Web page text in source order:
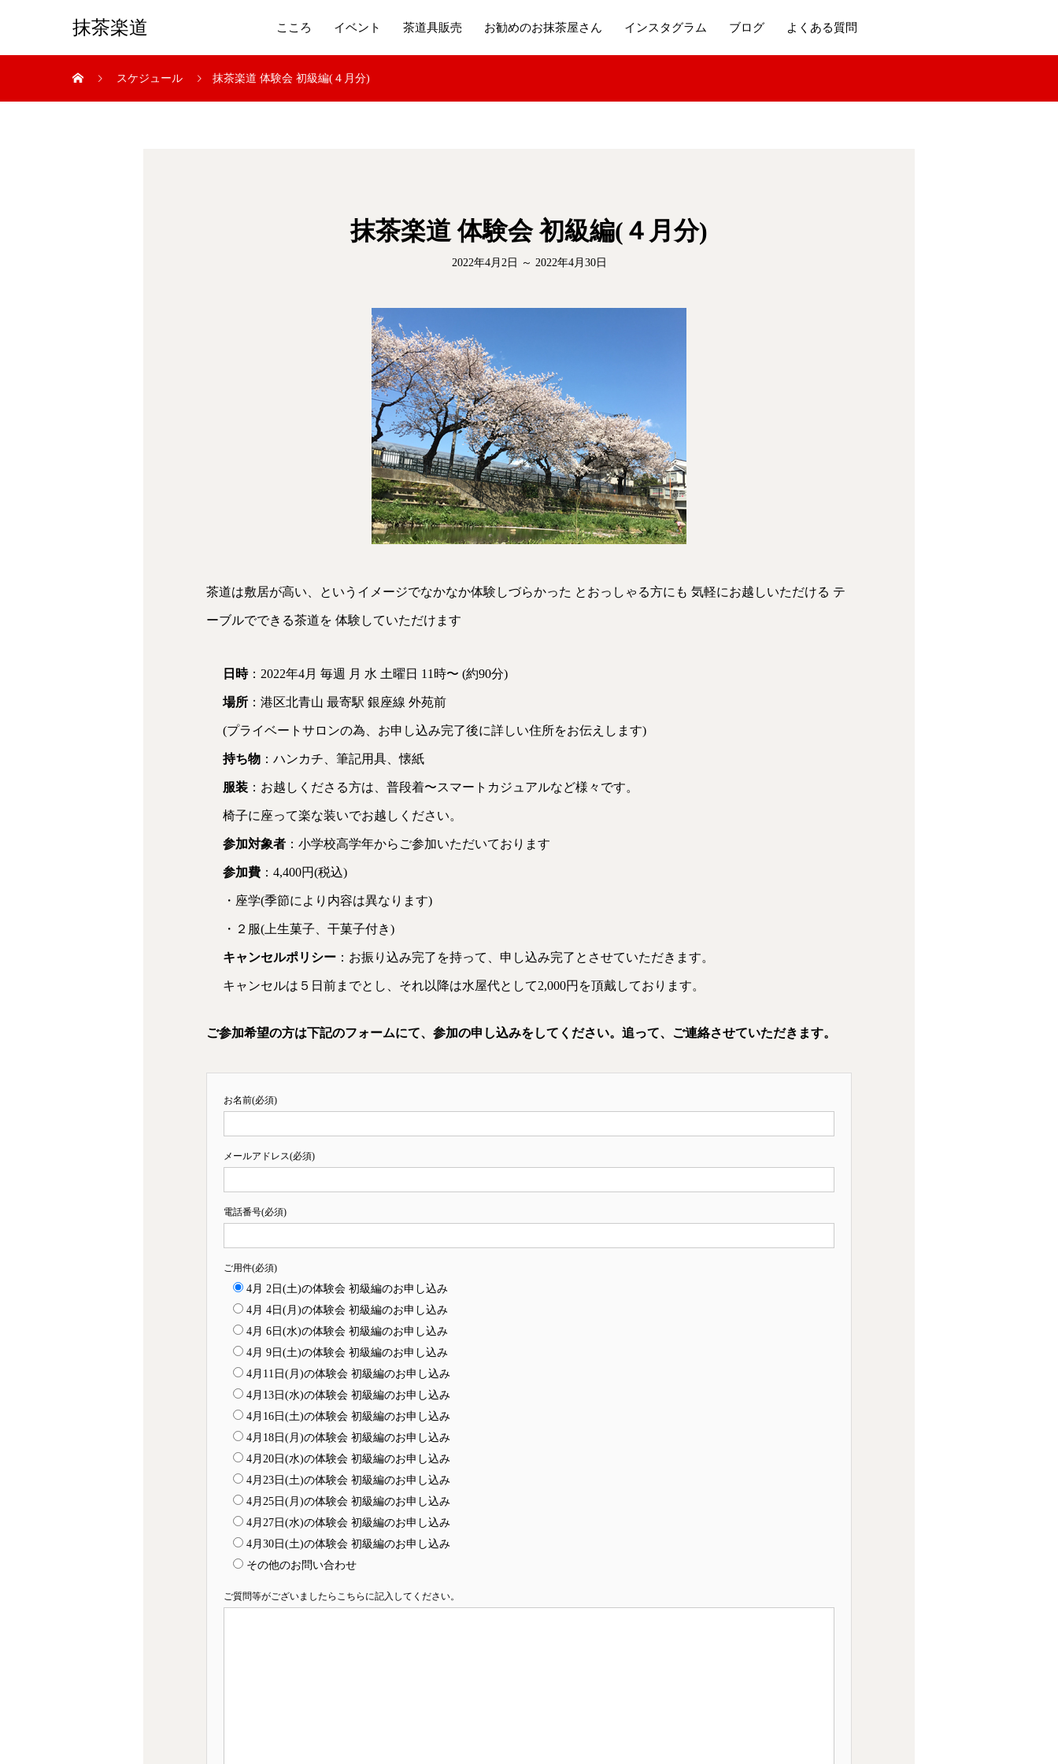
抹茶楽道 こころ イベント 茶道具販売 お勧めのお抹茶屋さん インスタグラム ブログ よくある質問
スケジュール 抹茶楽道 体験会 初級編(４月分)
抹茶楽道 体験会 初級編(４月分)
2022年4月2日 ～ 2022年4月30日
茶道は敷居が高い、というイメージでなかなか体験しづらかった とおっしゃる方にも 気軽にお越しいただける テ
ーブルでできる茶道を 体験していただけます
日時：2022年4月 毎週 月 水 土曜日 11時〜 (約90分)
場所：港区北青山 最寄駅 銀座線 外苑前
(プライベートサロンの為、お申し込み完了後に詳しい住所をお伝えします)
持ち物：ハンカチ、筆記用具、懐紙
服装：お越しくださる方は、普段着〜スマートカジュアルなど様々です。
椅子に座って楽な装いでお越しください。
参加対象者：小学校高学年からご参加いただいております
参加費：4,400円(税込)
・座学(季節により内容は異なります)
・２服(上生菓子、干菓子付き)
キャンセルポリシー：お振り込み完了を持って、申し込み完了とさせていただきます。
キャンセルは５日前までとし、それ以降は水屋代として2,000円を頂戴しております。
ご参加希望の方は下記のフォームにて、参加の申し込みをしてください。 追って、ご連絡させていただきます。
お名前(必須)
メールアドレス(必須)
電話番号(必須)
ご用件(必須)
4月 2日(土)の体験会 初級編のお申し込み
4月 4日(月)の体験会 初級編のお申し込み
4月 6日(水)の体験会 初級編のお申し込み
4月 9日(土)の体験会 初級編のお申し込み
4月11日(月)の体験会 初級編のお申し込み
4月13日(水)の体験会 初級編のお申し込み
4月16日(土)の体験会 初級編のお申し込み
4月18日(月)の体験会 初級編のお申し込み
4月20日(水)の体験会 初級編のお申し込み
4月23日(土)の体験会 初級編のお申し込み
4月25日(月)の体験会 初級編のお申し込み
4月27日(水)の体験会 初級編のお申し込み
4月30日(土)の体験会 初級編のお申し込み
その他のお問い合わせ
ご質問等がございましたらこちらに記入してください。